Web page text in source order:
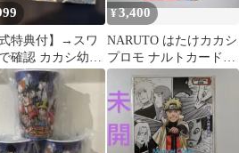
式特典付】→スワ
確認 カカシ幼少
NARUTO
¥3,400
NARUTO はたけカカシ
プロモ ナルトカードゲ
ーム PR忍-18 非売品